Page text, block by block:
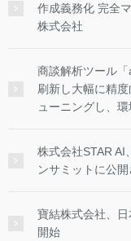
作成義務化 完全
株式会社
商談解析ツール
刷新し大幅に精
ューニングし、
株式会社STAR AI
ンサミットに公
寶結株式会社、
開始